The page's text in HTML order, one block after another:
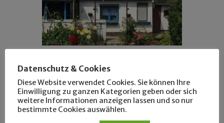
Ab in die Gartenkneipen XIV
Datenschutz & Cookies
Diese Website verwendet Cookies. Sie können Ihre
Einwilligung zu ganzen Kategorien geben oder sich
weitere Informationen anzeigen lassen und so nur
bestimmte Cookies auswählen.